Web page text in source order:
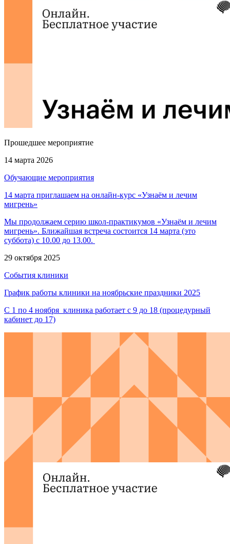
Прошедшее мероприятие
14 марта 2026
Обучающие мероприятия
14 марта приглашаем на онлайн-курс «Узнаём и лечим
мигрень»
Мы продолжаем серию школ-практикумов «Узнаём и лечим
мигрень». Ближайшая встреча состоится 14 марта (это
суббота) с 10.00 до 13.00.
29 октября 2025
События клиники
График работы клиники на ноябрьские праздники 2025
С 1 по 4 ноября клиника работает с 9 до 18 (процедурный
кабинет до 17)